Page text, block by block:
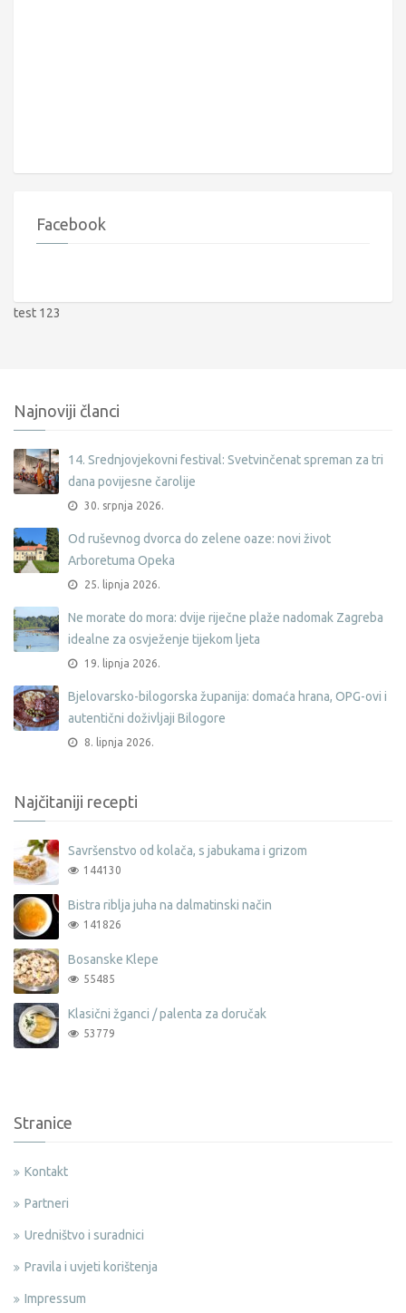
Facebook
test 123
Najnoviji članci
14. Srednjovjekovni festival: Svetvinčenat spreman za tri
dana povijesne čarolije
30. srpnja 2026.
Od ruševnog dvorca do zelene oaze: novi život
Arboretuma Opeka
25. lipnja 2026.
Ne morate do mora: dvije riječne plaže nadomak Zagreba
idealne za osvježenje tijekom ljeta
19. lipnja 2026.
Bjelovarsko-bilogorska županija: domaća hrana, OPG-ovi i
autentični doživljaji Bilogore
8. lipnja 2026.
Najčitaniji recepti
Savršenstvo od kolača, s jabukama i grizom
144130
Bistra riblja juha na dalmatinski način
141826
Bosanske Klepe
55485
Klasični žganci / palenta za doručak
53779
Stranice
Kontakt
Partneri
Uredništvo i suradnici
Pravila i uvjeti korištenja
Impressum